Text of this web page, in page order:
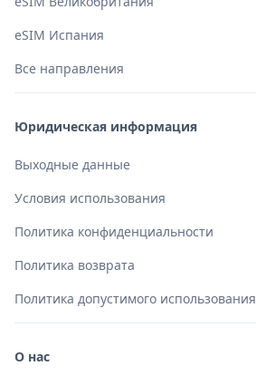
eSIM Испания
Все направления
Юридическая информация
Выходные данные
Условия использования
Политика конфиденциальности
Политика возврата
Политика допустимого использования
О нас